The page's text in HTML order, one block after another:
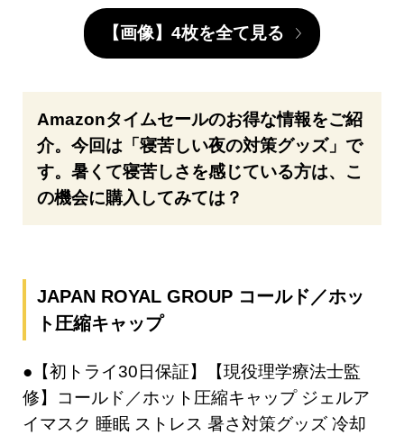
【画像】4枚を全て見る
Amazonタイムセールのお得な情報をご紹
介。今回は「寝苦しい夜の対策グッズ」で
す。暑くて寝苦しさを感じている方は、こ
の機会に購入してみては？
JAPAN ROYAL GROUP コールド／ホッ
ト圧縮キャップ
●【初トライ30日保証】【現役理学療法士監
修】コールド／ホット圧縮キャップ ジェルア
イマスク 睡眠 ストレス 暑さ対策グッズ 冷却